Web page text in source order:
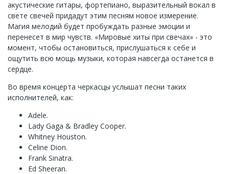
акустические гитары, фортепиано, выразительный вокал в
свете свечей придадут этим песням новое измерение.
Магия мелодий будет пробуждать разные эмоции и
перенесет в мир чувств. «Мировые хиты при свечах» - это
момент, чтобы остановиться, прислушаться к себе и
ощутить всю мощь музыки, которая навсегда останется в
сердце.
Во время концерта черкасцы услышат песни таких
исполнителей, как:
Adele.
Lady Gaga & Bradley Cooper.
Whitney Houston.
Celine Dion.
Frank Sinatra.
Ed Sheeran.